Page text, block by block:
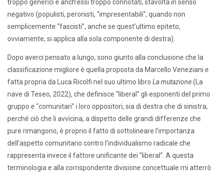
troppo generici e anch’essi troppo connotati, stavolta in senso
negativo (populisti, peronisti, “impresentabili”, quando non
semplicemente “fascisti”, anche se quest’ultimo epiteto,
ovviamente, si applica alla sola componente di destra).
Dopo averci pensato a lungo, sono giunto alla conclusione che la
classificazione migliore è quella proposta da Marcello Veneziani e
fatta propria da Luca Ricolfi nel suo ultimo libro La mutazione(La
nave di Teseo, 2022), che definisce “liberal” gli esponenti del primo
gruppo e “comunitari” i loro oppositori, sia di destra che di sinistra,
perché ciò che li avvicina, a dispetto delle grandi differenze che
pure rimangono, è proprio il fatto di sottolineare l’importanza
dell’aspetto comunitario contro l’individualismo radicale che
rappresenta invece il fattore unificante dei “liberal”. A questa
terminologia e alla corrispondente divisione concettuale mi atterrò